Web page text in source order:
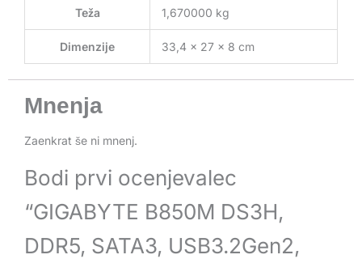
Teža 1,670000 kg
Dimenzije 33,4 × 27 × 8 cm
Mnenja
Zaenkrat še ni mnenj.
Bodi prvi ocenjevalec
“GIGABYTE B850M DS3H,
DDR5, SATA3, USB3.2Gen2,